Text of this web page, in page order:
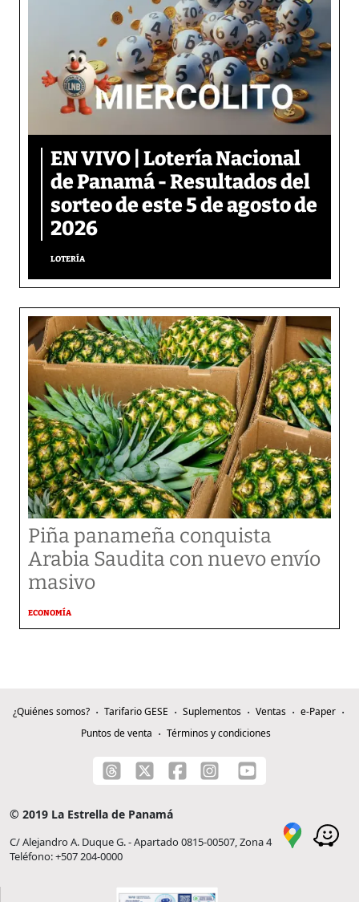
EN VIVO | Lotería Nacional
de Panamá - Resultados del
sorteo de este 5 de agosto de
2026
LOTERÍA
Piña panameña conquista
Arabia Saudita con nuevo envío
masivo
ECONOMÍA
¿Quiénes somos? Tarifario GESE Suplementos Ventas
e-Paper
Puntos de venta
Términos y condiciones
© 2019 La Estrella de Panamá
C/ Alejandro A. Duque G. - Apartado 0815-00507, Zona 4
Teléfono: +507 204-0000